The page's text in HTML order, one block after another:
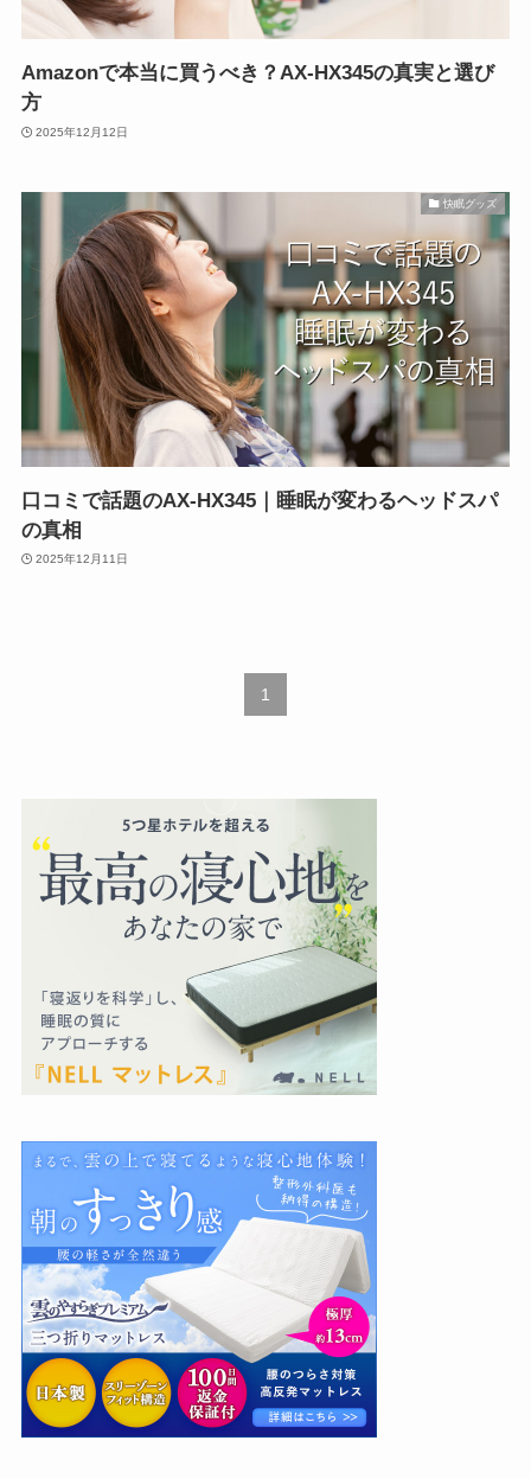
Amazonで本当に買うべき？AX-HX345の真実と選び
方
2025年12月12日
快眠グッズ
口コミで話題のAX-HX345｜睡眠が変わるヘッドスパ
の真相
2025年12月11日
1